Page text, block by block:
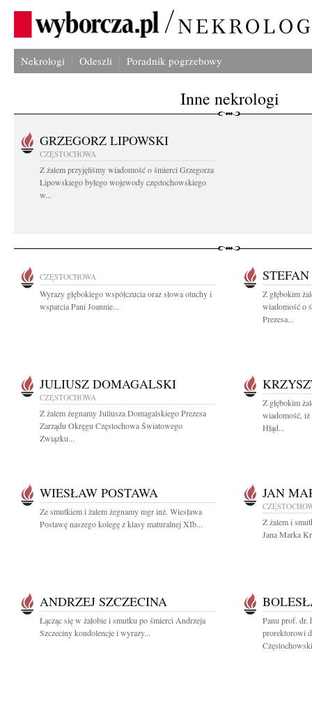
Nekrologi Odeszli Poradnik pogrzebowy
Inne nekrologi
GRZEGORZ LIPOWSKI
CZĘSTOCHOWA
Z żalem przyjęliśmy wiadomość o śmierci Grzegorza
Lipowskiego byłego wojewody częstochowskiego
w...
CZĘSTOCHOWA
Wyrazy głębokiego współczucia oraz słowa otuchy i
wsparcia Pani Joannie...
Z głębokim
wiadomość o
Prezesa...
JULIUSZ DOMAGALSKI
CZĘSTOCHOWA
Z żalem żegnamy Juliusza Domagalskiego Prezesa
Zarządu Okręgu Częstochowa Światowego
Związku...
Z głębokim
wiadomość, iż
Hłąd...
WIESŁAW POSTAWA
Ze smutkiem i żalem żegnamy mgr inż. Wiesława
Postawę naszego kolegę z klasy maturalnej XIb...
JAN
Z żalem i
Jana Marka
ANDRZEJ SZCZECINA
Łącząc się w żałobie i smutku po śmierci Andrzeja
Szczeciny kondolencje i wyrazy...
Panu prof. dr.
prorektorowi